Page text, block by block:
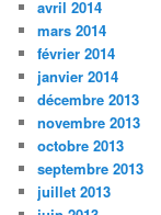
avril 2014
mars 2014
février 2014
janvier 2014
décembre 2013
novembre 2013
octobre 2013
septembre 2013
juillet 2013